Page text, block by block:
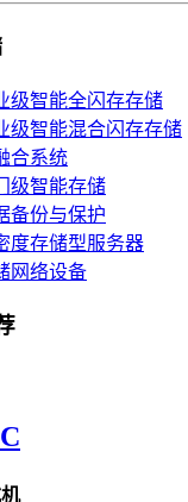
级智能全闪存存储
级智能混合闪存存储
合系统
级智能存储
备份与保护
度存储型服务器
网络设备